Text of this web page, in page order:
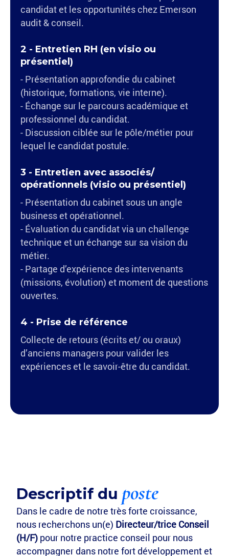
candidat et les opportunités chez Emerson
audit & conseil.
2 - Entretien RH (en visio ou
présentiel)
- Présentation approfondie du cabinet
(historique, formations, vie interne).
- Échange sur le parcours académique et
professionnel du candidat.
- Discussion ciblée sur le pôle/métier pour
lequel le candidat postule.
3 - Entretien avec associés/
opérationnels (visio ou présentiel)
- Présentation du cabinet sous un angle
business et opérationnel.
- Évaluation du candidat via un challenge
technique et un échange sur sa vision du
métier.
- Partage d’expérience des intervenants
(missions, évolution) et moment de questions
ouvertes.
4 - Prise de référence
Collecte de retours (écrits et/ ou oraux)
d’anciens managers pour valider les
expériences et le savoir-être du candidat.
Descriptif du poste
Dans le cadre de notre très forte croissance,
nous recherchons un(e) Directeur/trice Conseil
(H/F) pour notre practice conseil pour nous
accompagner dans notre fort développement et